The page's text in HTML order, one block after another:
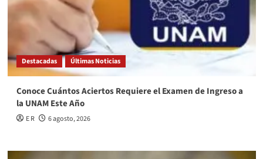
Destacadas Últimas Noticias
Conoce Cuántos Aciertos Requiere el Examen de Ingreso a
la UNAM Este Año
E R 6 agosto, 2026